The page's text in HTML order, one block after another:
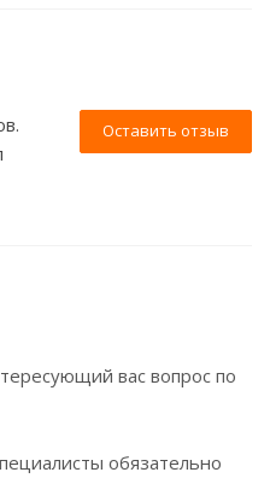
Оставить отзыв
вас вопрос по
обязательно